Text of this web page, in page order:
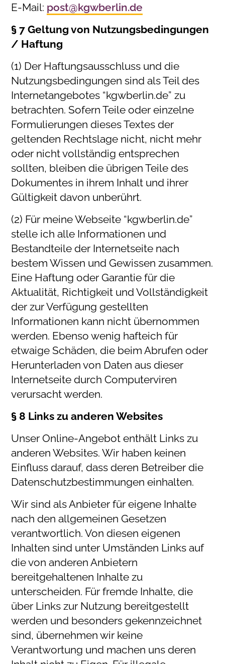
E-Mail: post@kgwberlin.de
§ 7 Geltung von Nutzungsbedingungen
/ Haftung
(1) Der Haftungsausschluss und die
Nutzungsbedingungen sind als Teil des
Internetangebotes “kgwberlin.de” zu
betrachten. Sofern Teile oder einzelne
Formulierungen dieses Textes der
geltenden Rechtslage nicht, nicht mehr
oder nicht vollständig entsprechen
sollten, bleiben die übrigen Teile des
Dokumentes in ihrem Inhalt und ihrer
Gültigkeit davon unberührt.
(2) Für meine Webseite “kgwberlin.de”
stelle ich alle Informationen und
Bestandteile der Internetseite nach
bestem Wissen und Gewissen zusammen.
Eine Haftung oder Garantie für die
Aktualität, Richtigkeit und Vollständigkeit
der zur Verfügung gestellten
Informationen kann nicht übernommen
werden. Ebenso wenig hafteich für
etwaige Schäden, die beim Abrufen oder
Herunterladen von Daten aus dieser
Internetseite durch Computerviren
verursacht werden.
§ 8 Links zu anderen Websites
Unser Online-Angebot enthält Links zu
anderen Websites. Wir haben keinen
Einfluss darauf, dass deren Betreiber die
Datenschutzbestimmungen einhalten.
Wir sind als Anbieter für eigene Inhalte
nach den allgemeinen Gesetzen
verantwortlich. Von diesen eigenen
Inhalten sind unter Umständen Links auf
die von anderen Anbietern
bereitgehaltenen Inhalte zu
unterscheiden. Für fremde Inhalte, die
über Links zur Nutzung bereitgestellt
werden und besonders gekennzeichnet
sind, übernehmen wir keine
Verantwortung und machen uns deren